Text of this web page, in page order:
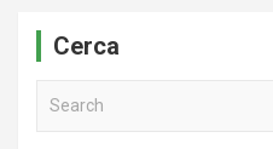
Cerca